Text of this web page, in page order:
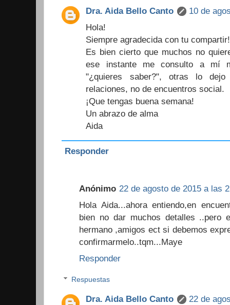
Dra. Aida Bello Canto
10 de
Hola!
Siempre agradecida con tu
Es bien cierto que muchos no
ese instante me consulto a mí
"¿quieres saber?", otras lo
relaciones, no de encuentros social.
¡Que tengas buena semana!
Un abrazo de alma
Aida
Responder
Anónimo 22 de agosto de 2015 a las
Hola Aida...ahora entiendo,en
bien no dar muchos detalles ..pero
hermano ,amigos ect si debemos
confirmarmelo..tqm...Maye
Responder
Respuestas
Dra. Aida Bello Canto
22 de